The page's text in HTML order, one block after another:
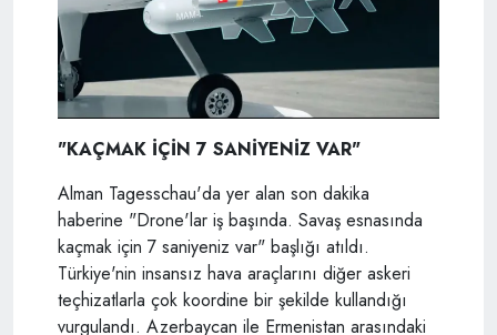
"KAÇMAK İÇİN 7 SANİYENİZ VAR"
Alman Tagesschau'da yer alan son dakika
haberine "Drone'lar iş başında. Savaş esnasında
kaçmak için 7 saniyeniz var" başlığı atıldı.
Türkiye'nin insansız hava araçlarını diğer askeri
teçhizatlarla çok koordine bir şekilde kullandığı
vurgulandı. Azerbaycan ile Ermenistan arasındaki